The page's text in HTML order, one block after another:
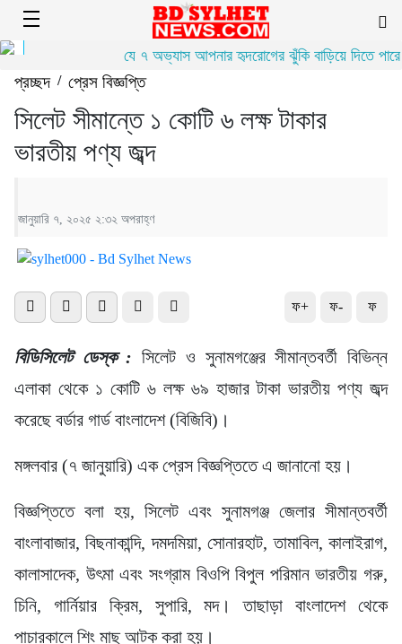
যে ৭ অভ্যাস আপনার হৃদরোগের ঝুঁকি বাড়িয়ে দিতে পারে
প্রচ্ছদ/ প্রেস বিজ্ঞপ্তি
সিলেট সীমান্তে ১ কোটি ৬ লক্ষ টাকার
ভারতীয় পণ্য জব্দ
জানুয়ারি ৭, ২০২৫ ২:৩২ অপরাহ্ণ
ফ+ ফ- ফ
বিডিসিলেট ডেস্ক : সিলেট ও সুনামগঞ্জের সীমান্তবর্তী বিভিন্ন
এলাকা থেকে ১ কোটি ৬ লক্ষ ৬৯ হাজার টাকা ভারতীয় পণ্য জব্দ
করেছে বর্ডার গার্ড বাংলাদেশ (বিজিবি)।
মঙ্গলবার (৭ জানুয়ারি) এক প্রেস বিজ্ঞপ্তিতে এ জানানো হয়।
বিজ্ঞপ্তিতে বলা হয়, সিলেট এবং সুনামগঞ্জ জেলার সীমান্তবর্তী
বাংলাবাজার, বিছনাকান্দি, দমদমিয়া, সোনারহাট, তামাবিল, কালাইরাগ,
কালাসাদেক, উৎমা এবং সংগ্রাম বিওপি বিপুল পরিমান ভারতীয় গরু,
চিনি, গার্নিয়ার ক্রিম, সুপারি, মদ। তাছাড়া বাংলাদেশ থেকে
পাচারকালে শিং মাছ আটক করা হয়।